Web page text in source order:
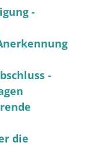
-
-
die